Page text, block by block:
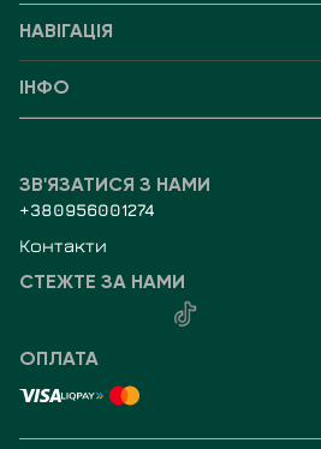
НАВІГАЦІЯ
ІНФО
ЗВ'ЯЗАТИСЯ З НАМИ
+380956001274
Контакти
СТЕЖТЕ ЗА НАМИ
ОПЛАТА